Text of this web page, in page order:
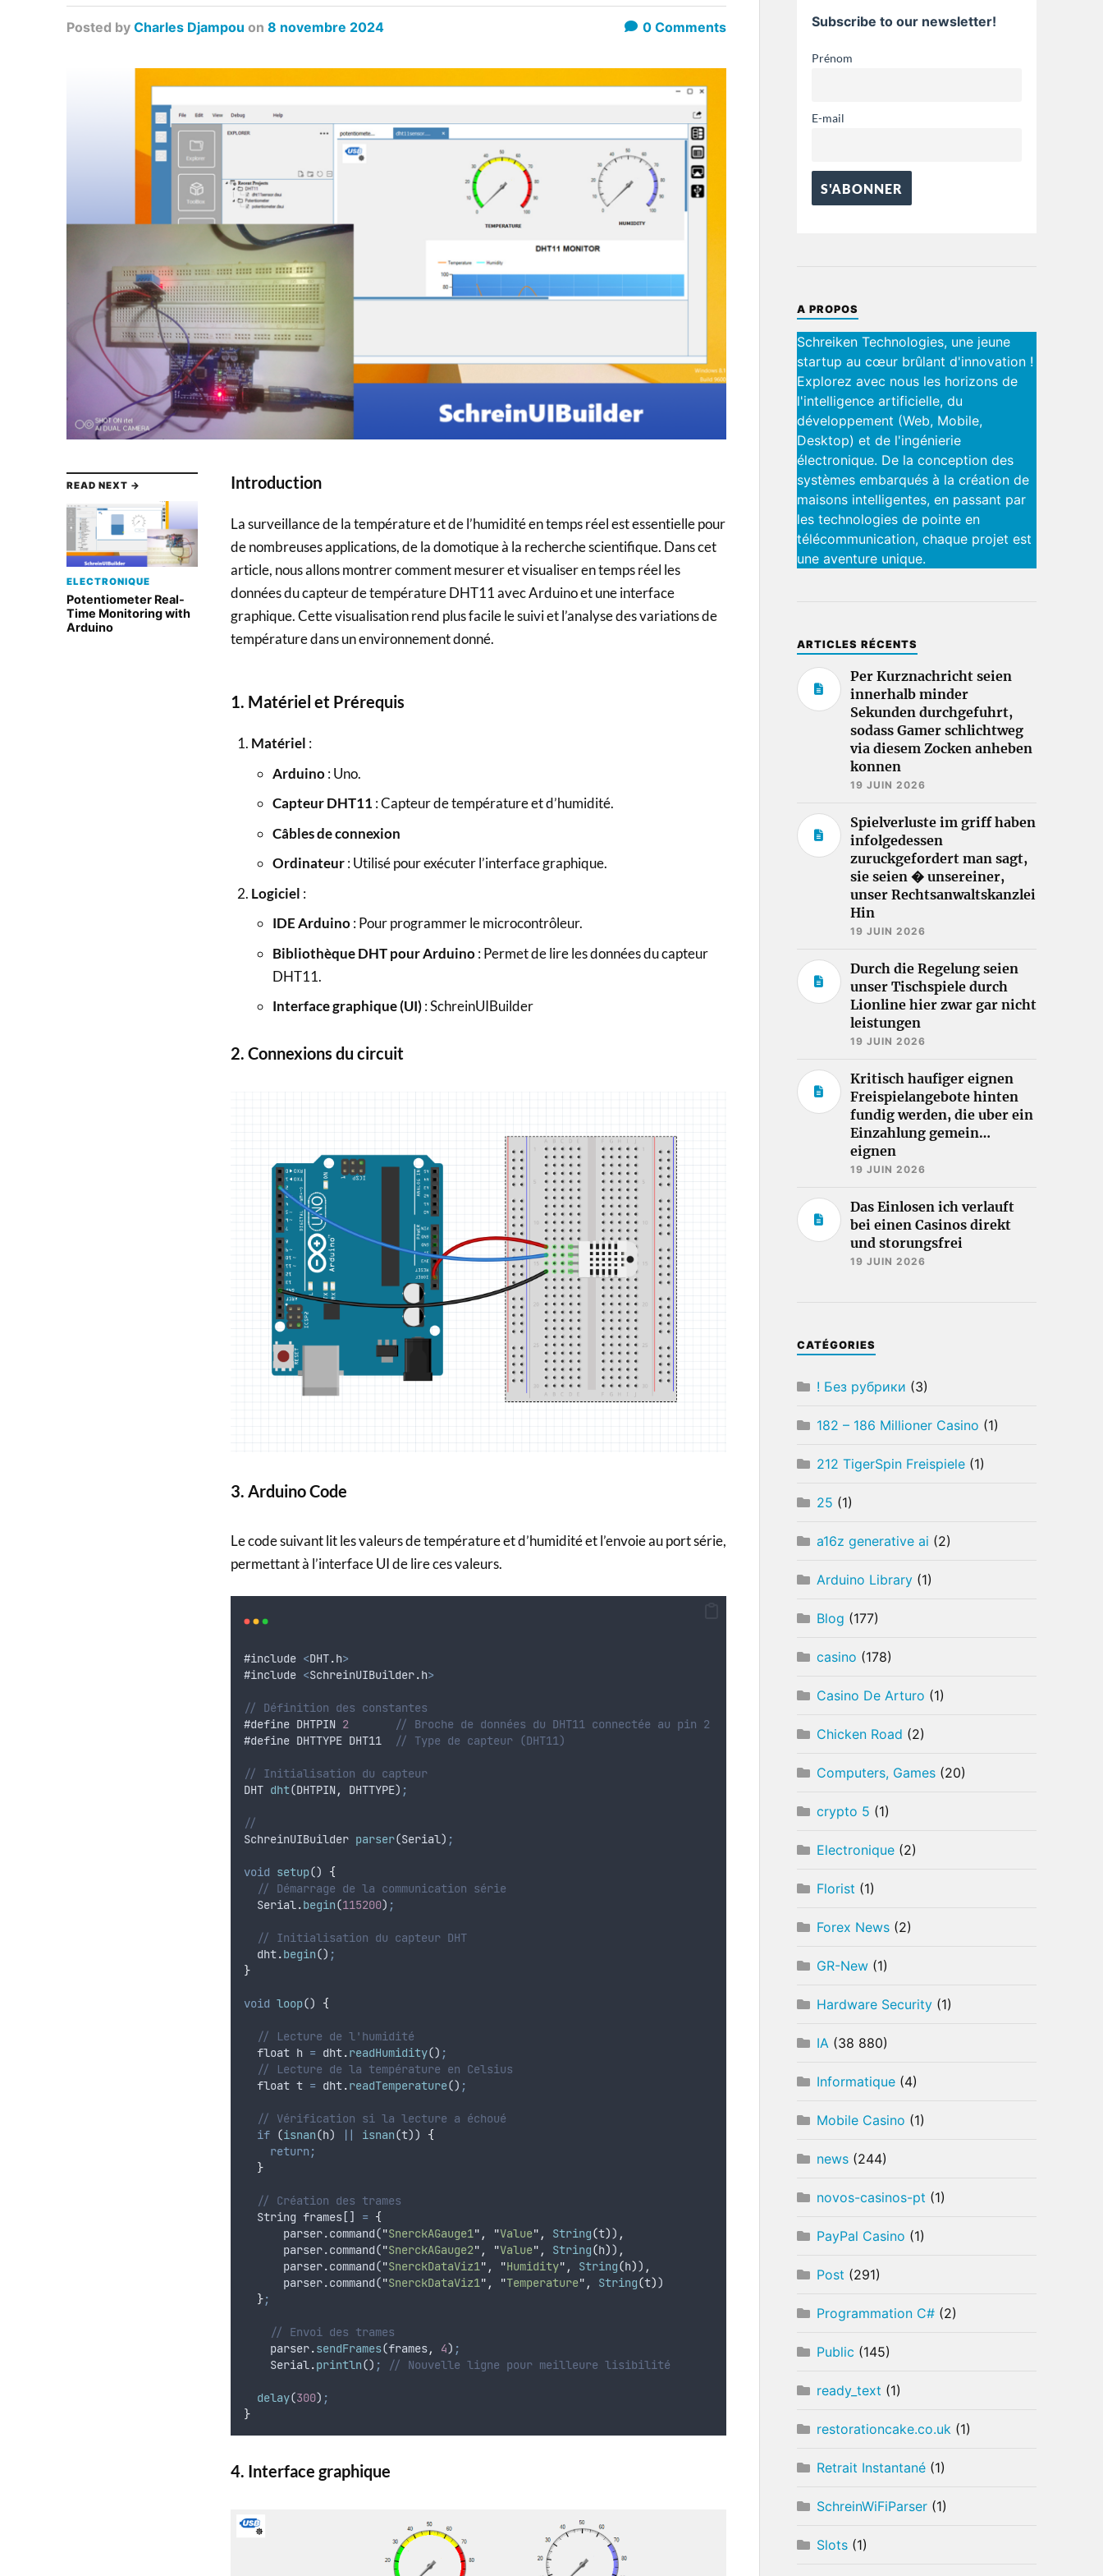
Posted by Charles Djampou on 8 novembre 2024 0Comments
READ NEXT →
ELECTRONIQUE
Potentiometer Real-
Time Monitoring with
Arduino
Introduction
La surveillance de la température et de l’humidité en temps réel est essentielle pour
de nombreuses applications, de la domotique à la recherche scientifique. Dans cet
article, nous allons montrer comment mesurer et visualiser en temps réel les
données du capteur de température DHT11 avec Arduino et une interface
graphique. Cette visualisation rend plus facile le suivi et l’analyse des variations de
température dans un environnement donné.
1. Matériel et Prérequis
Matériel :
Arduino: Uno.
Capteur DHT11 : Capteur de température et d’humidité.
Câbles de connexion
Ordinateur: Utilisé pour exécuter l’interface graphique.
Logiciel :
IDE Arduino: Pour programmer le microcontrôleur.
Bibliothèque DHT pour Arduino: Permet de lire les données du capteur
DHT11.
Interface graphique (UI): SchreinUIBuilder
2. Connexions du circuit
3. Arduino Code
Le code suivant lit les valeurs de température et d’humidité et l’envoie au port série,
permettant à l’interface UI de lire ces valeurs.
#include <DHT.h>
#include <SchreinUIBuilder.h>
// Définition des constantes
#define DHTPIN 2
// Broche de données du DHT11 connectée au pin 2
#define DHTTYPE DHT11 // Type de capteur (DHT11)
// Initialisation du capteur
DHT dht(DHTPIN, DHTTYPE) ;
//
SchreinUIBuilder parser(Serial) ;
void setup() {
// Démarrage de la communication série
Serial.begin(115200) ;
// Initialisation du capteur DHT
dht.begin() ;
}
void loop() {
// Lecture de l'humidité
float h = dht.readHumidity() ;
// Lecture de la température en Celsius
float t = dht.readTemperature() ;
// Vérification si la lecture a échoué
if (isnan(h) || isnan(t)) {
return;
}
// Création des trames
String frames[] = {
      parser.command(
"SnerckAGauge1" , "Value" , String(t)) ,
      parser.command(
"SnerckAGauge2" , "Value" , String(h)) ,
      parser.command(
"SnerckDataViz1" , "Humidity" , String(h)) ,
      parser.command(
"SnerckDataViz1" , "Temperature" , String(t))
};
// Envoi des trames
parser.sendFrames(frames, 4) ;
Serial.println() ; // Nouvelle ligne pour meilleure lisibilité
delay(300) ;
}
4. Interface graphique
Subscribe to our newsletter!
Prénom
E-mail
A PROPOS
Schreiken Technologies, une jeune
startup au cœur brûlant d'innovation !
Explorez avec nous les horizons de
l'intelligence artificielle, du
développement (Web, Mobile,
Desktop) et de l'ingénierie
électronique. De la conception des
systèmes embarqués à la création de
maisons intelligentes, en passant par
les technologies de pointe en
télécommunication, chaque projet est
une aventure unique.
ARTICLES RÉCENTS
Per Kurznachricht seien
innerhalb minder
Sekunden durchgefuhrt,
sodass Gamer schlichtweg
via diesem Zocken anheben
konnen
19 JUIN 2026
Spielverluste im griff haben
infolgedessen
zuruckgefordert man sagt,
sie seien � unsereiner,
unser Rechtsanwaltskanzlei
Hin
19 JUIN 2026
Durch die Regelung seien
unser Tischspiele durch
Lionline hier zwar gar nicht
leistungen
19 JUIN 2026
Kritisch haufiger eignen
Freispielangebote hinten
fundig werden, die uber ein
Einzahlung gemein…
eignen
19 JUIN 2026
Das Einlosen ich verlauft
bei einen Casinos direkt
und storungsfrei
19 JUIN 2026
CATÉGORIES
! Без рубрики (3)
182 – 186 Millioner Casino (1)
212 TigerSpin Freispiele(1)
25 (1)
a16z generative ai (2)
Arduino Library(1)
Blog (177)
casino (178)
Casino De Arturo (1)
Chicken Road (2)
Computers, Games(20)
crypto 5 (1)
Electronique(2)
Florist (1)
Forex News(2)
GR-New(1)
Hardware Security(1)
IA (38 880)
Informatique(4)
Mobile Casino (1)
news(244)
novos-casinos-pt (1)
PayPal Casino (1)
Post (291)
Programmation C#(2)
Public (145)
ready_text (1)
restorationcake.co.uk (1)
Retrait Instantané(1)
SchreinWiFiParser(1)
Slots(1)